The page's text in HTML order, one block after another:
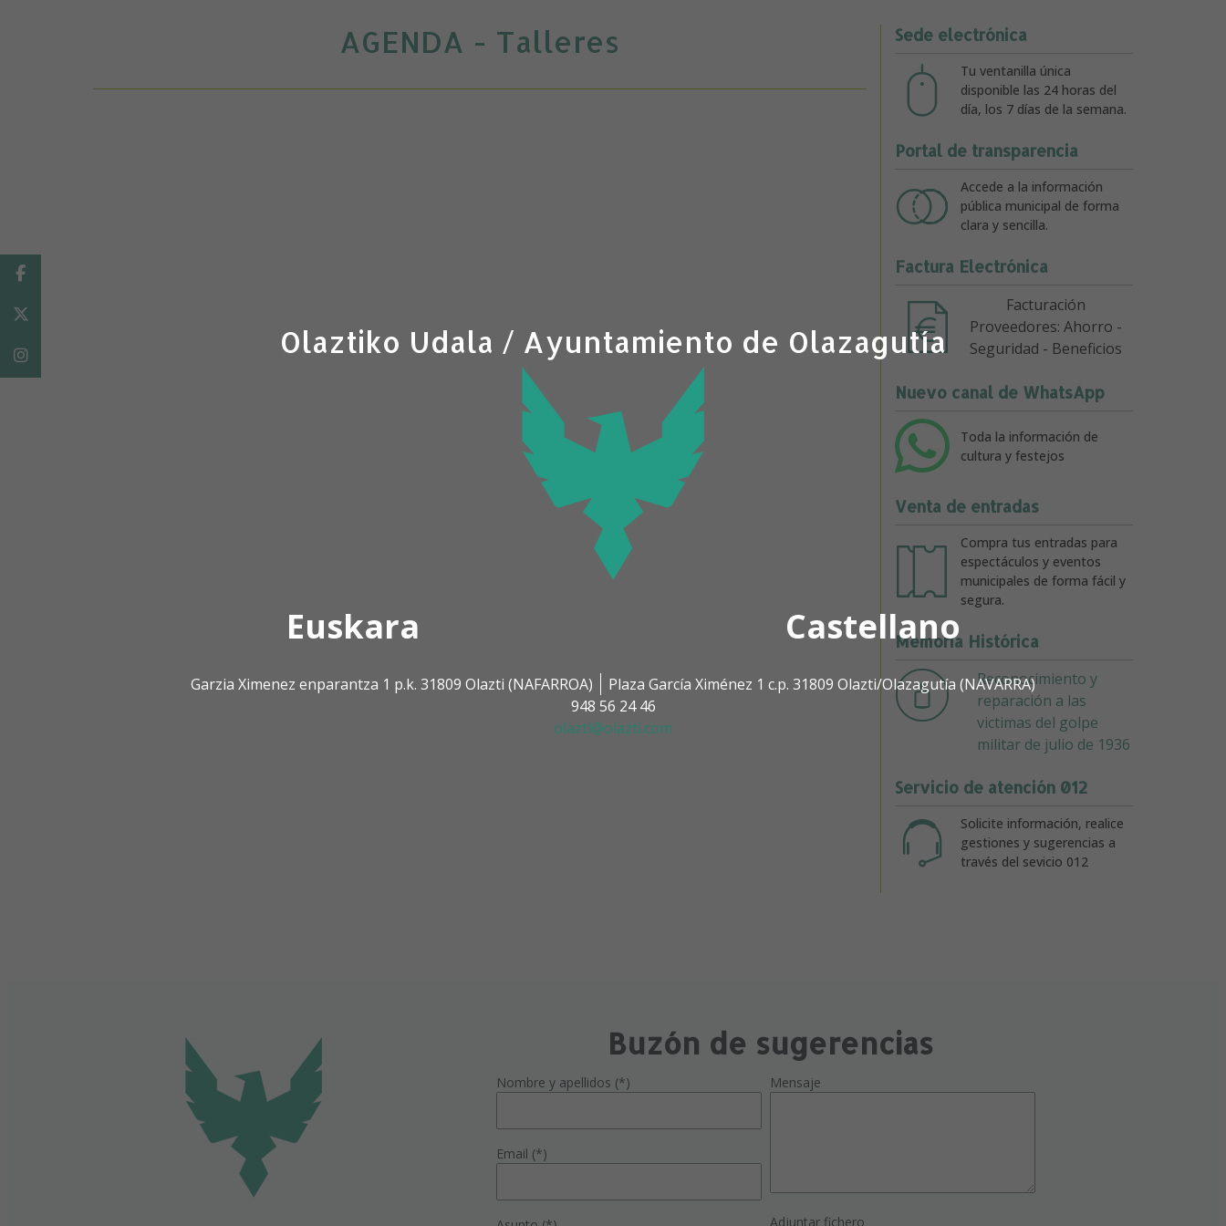
Olaztiko Udala / Ayuntamiento de Olazagutía
Euskara Castellano
Garzia Ximenez enparantza 1 p.k. 31809 Olazti (NAFARROA)
Plaza García Ximénez 1 c.p. 31809 Olazti/Olazagutía (NAVARRA)
948 56 24 46
olazti@olazti.com
AGENDA - Talleres Sede electrónica
Tu ventanilla única
disponible las 24 horas del
día, los 7 días de la semana.
Portal de transparencia
Accede a la información
pública municipal de forma
clara y sencilla.
Factura Electrónica
Facturación
Proveedores: Ahorro -
Seguridad - Beneficios
Nuevo canal de WhatsApp
Toda la información de
cultura y festejos
Venta de entradas
Compra tus entradas para
espectáculos y eventos
municipales de forma fácil y
segura.
Memoria Histórica
Reconocimiento y
reparación a las
victimas del golpe
militar de julio de 1936
Servicio de atención 012
Solicite información, realice
gestiones y sugerencias a
través del sevicio 012
Facebook
Instagram
Buzón de sugerencias
Nombre y apellidos (*)
Email (*)
Mensaje
Adjuntar fichero